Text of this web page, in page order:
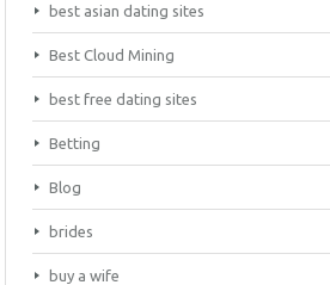
best asian dating sites
Best Cloud Mining
best free dating sites
Betting
Blog
brides
buy a wife